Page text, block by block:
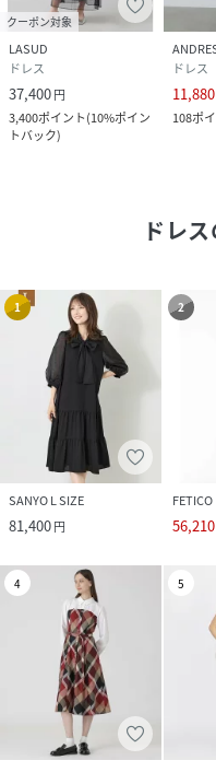
クーポン対象
LASUD
ドレス
37,400円
3,400ポイント(10%ポイン
トバック)
ドレス
11,880
108ポ
ドレス
1
SANYO L SIZE
81,400円
2
FETICO
56,210
4 5